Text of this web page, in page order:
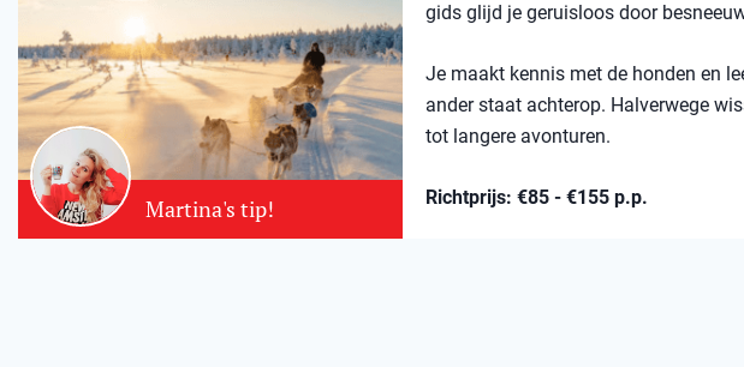
Martina's tip!
gids glijd je geruisloos door
Je maakt kennis met de honden en
ander staat achterop. Halverwege
tot langere avonturen.
Richtprijs: €85 - €155 p.p.